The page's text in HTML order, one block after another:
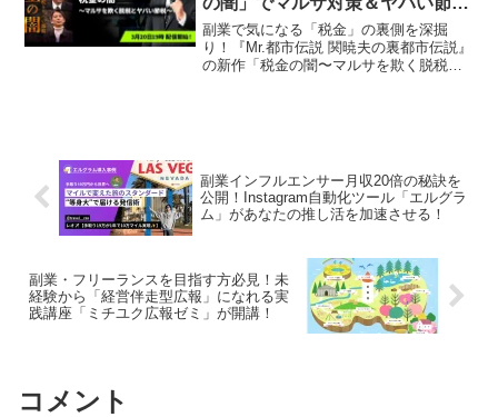
方を応援するこのサービスに注目です！
術が明らかに！
副業で気になる「税金」の裏側を深掘
り！『Mr.都市伝説 関暁夫の裏都市伝説』
の新作「税金の闇〜マルサを欺く脱税と
です。
副業インフルエンサー月収20倍の秘訣を
公開！Instagram自動化ツール「エルグラ
ム」があなたの推し活を加速させる！
副業・フリーランスを目指す方必見！未
経験から「経営伴走型広報」になれる実
践講座「ミチユク広報ゼミ」が開講！
コメント